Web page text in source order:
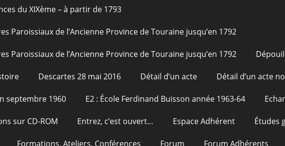
du XIXème – à partir de 1793
Paroissiaux de l’Ancienne Province de Touraine jusqu’en 1792
Paroissiaux de l’Ancienne Province de Touraine jusqu’en 1792
Descartes 28 mai 2016 Détail d’un acte Détail d’un acte
septembre 1960 E2 : École Ferdinand Buisson année 1963-64
sur CD-ROM Entrez, c’est ouvert… Espace Adhérent Études
Formations, Ateliers, Conférences Forum Forum Adhérents